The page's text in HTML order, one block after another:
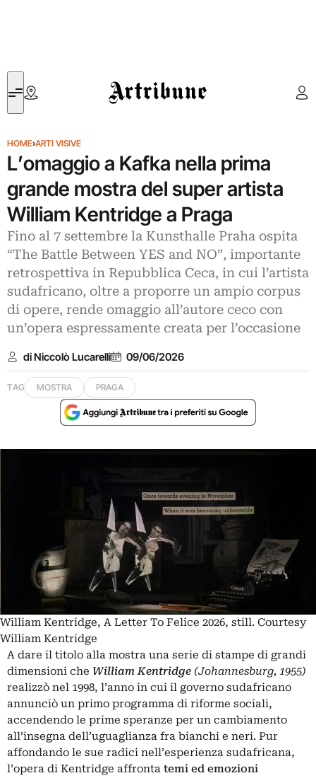
Artribune
HOME›ARTI VISIVE
L’omaggio a Kafka nella prima
grande mostra del super artista
William Kentridge a Praga
Fino al 7 settembre la Kunsthalle Praha ospita
“The Battle Between YES and NO”, importante
retrospettiva in Repubblica Ceca, in cui l’artista
sudafricano, oltre a proporre un ampio corpus
di opere, rende omaggio all’autore ceco con
un’opera espressamente creata per l’occasione
di Niccolò Lucarelli 09/06/2026
TAG MOSTRA PRAGA
William Kentridge, A Letter To Felice 2026, still. Courtesy
William Kentridge
A dare il titolo alla mostra una serie di stampe di grandi
dimensioni che William Kentridge (Johannesburg, 1955)
realizzò nel 1998, l’anno in cui il governo sudafricano
annunciò un primo programma di riforme sociali,
accendendo le prime speranze per un cambiamento
all’insegna dell’uguaglianza fra bianchi e neri. Pur
affondando le sue radici nell’esperienza sudafricana,
l’opera di Kentridge affronta temi ed emozioni